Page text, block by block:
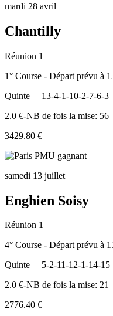
mardi 28 avril
Chantilly
Réunion 1
1° Course - Départ prévu à
Quinte
13-4-1-10-2-7-6-3
2.0 €-NB de fois la mise: 56
3429.80 €
samedi 13 juillet
Enghien Soisy
Réunion 1
4° Course - Départ prévu à
Quinte
5-2-11-12-1-14-15
2.0 €-NB de fois la mise: 21
2776.40 €